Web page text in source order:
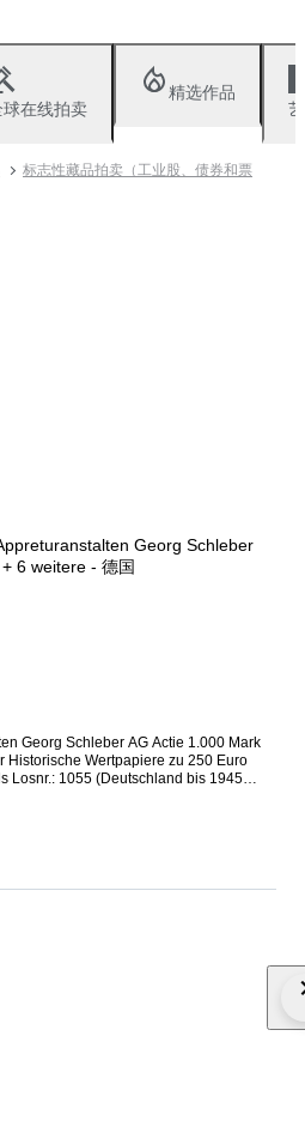
球在线拍卖
精选作品
标志性藏品拍卖（工业股、债券和票
Georg Schleber
6 weitere - 德国
Georg Schleber AG Actie 1.000 Mark
EUR Ausgabe- datum: 01.10.1892
Internationaler